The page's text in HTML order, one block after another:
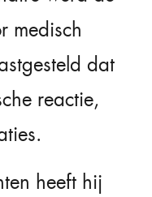
medisch
dat
reactie,
heeft hij